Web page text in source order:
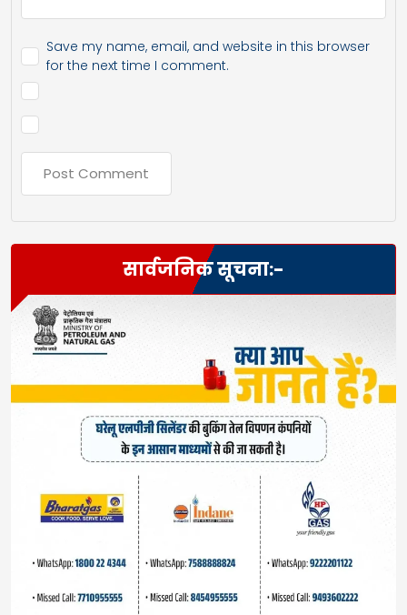
Save my name, email, and website in this browser
for the next time I comment.
सार्वजनिक सूचना:-